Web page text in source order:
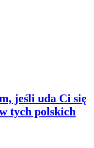
jeśli uda Ci się
tych polskich